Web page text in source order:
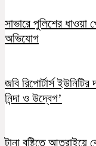
সাভারে পুলিশের ধাওয়া
অভিযোগ
জবি রিপোর্টার্স
নিন্দা ও উদ্বেগ’
টানা বৃষ্টিতে আত্রাইয়ে